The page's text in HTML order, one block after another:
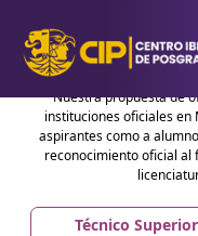
RVOE´s
Nuestra propuesta de
instituciones oficiales en
aspirantes como a
reconocimiento oficial al
Técnico Superior